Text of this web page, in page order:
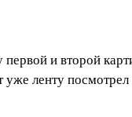
и второй
ленту